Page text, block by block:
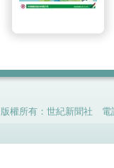
版權所有：世紀新聞社 電